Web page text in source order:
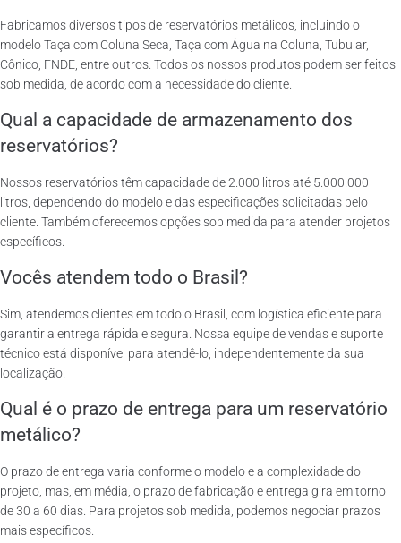
Fabricamos diversos tipos de reservatórios metálicos, incluindo o
modelo Taça com Coluna Seca, Taça com Água na Coluna, Tubular,
Cônico, FNDE, entre outros. Todos os nossos produtos podem ser feitos
sob medida, de acordo com a necessidade do cliente.
Qual a capacidade de armazenamento dos
reservatórios?
Nossos reservatórios têm capacidade de 2.000 litros até 5.000.000
litros, dependendo do modelo e das especificações solicitadas pelo
cliente. Também oferecemos opções sob medida para atender projetos
específicos.
Vocês atendem todo o Brasil?
Sim, atendemos clientes em todo o Brasil, com logística eficiente para
garantir a entrega rápida e segura. Nossa equipe de vendas e suporte
técnico está disponível para atendê-lo, independentemente da sua
localização.
Qual é o prazo de entrega para um reservatório
metálico?
O prazo de entrega varia conforme o modelo e a complexidade do
projeto, mas, em média, o prazo de fabricação e entrega gira em torno
de 30 a 60 dias. Para projetos sob medida, podemos negociar prazos
mais específicos.